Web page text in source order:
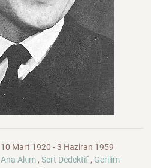
10 Mart 1920 - 3 Haziran 1959
Ana Akım ,Sert Dedektif , Gerilim